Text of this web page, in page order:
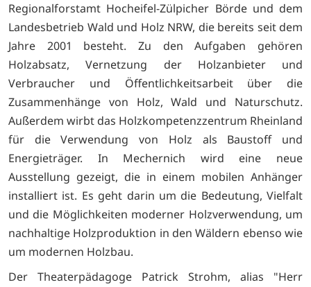
Regionalforstamt Hocheifel-Zülpicher Börde und dem
Landesbetrieb Wald und Holz NRW, die bereits seit dem
Jahre 2001 besteht. Zu den Aufgaben gehören
Holzabsatz, Vernetzung der Holzanbieter und
Verbraucher und Öffentlichkeitsarbeit über die
Zusammenhänge von Holz, Wald und Naturschutz.
Außerdem wirbt das Holzkompetenzzentrum Rheinland
für die Verwendung von Holz als Baustoff und
Energieträger. In Mechernich wird eine neue
Ausstellung gezeigt, die in einem mobilen Anhänger
installiert ist. Es geht darin um die Bedeutung, Vielfalt
und die Möglichkeiten moderner Holzverwendung, um
nachhaltige Holzproduktion in den Wäldern ebenso wie
um modernen Holzbau.
Der Theaterpädagoge Patrick Strohm, alias "Herr